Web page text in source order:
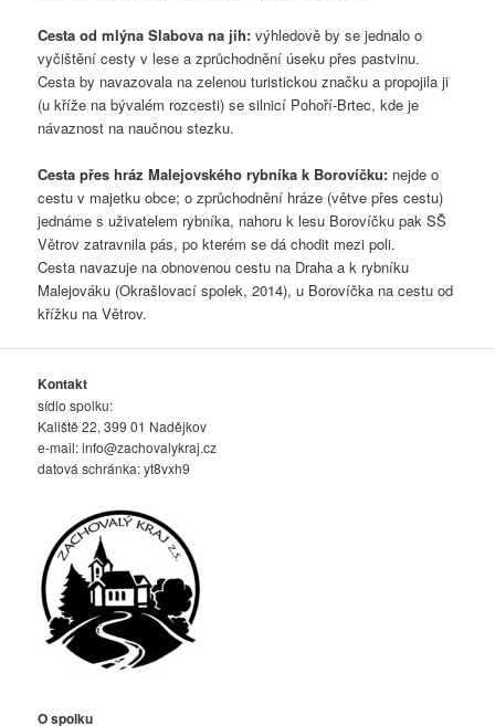
Cesta od mlýna Slabova na jih:výhledově by se jednalo o
vyčištění cesty v lese a zprůchodnění úseku přes pastvinu.
Cesta by navazovala na zelenou turistickou značku a propojila ji
(u kříže na bývalém rozcesti) se silnicí Pohoří-Brtec, kde je
návaznost na naučnou stezku.
Cesta přes hráz Malejovského rybníka k Borovíčku: nejde o
cestu v majetku obce; o zprůchodnění hráze (větve přes cestu)
jednáme s uživatelem rybníka, nahoru k lesu Borovíčku pak SŠ
Větrov zatravnila pás, po kterém se dá chodit mezi poli.
Cesta navazuje na obnovenou cestu na Draha a k rybníku
Malejováku (Okrašlovací spolek, 2014), u Borovíčka na cestu od
křížku na Větrov.
Kontakt
sídlo spolku:
Kaliště 22, 399 01 Nadějkov
e-mail:info@zachovalykraj.cz
datová schránka: yt8vxh9
O spolku